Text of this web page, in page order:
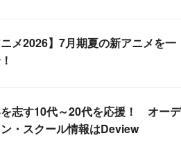
ニメ2026】7月期夏の新アニメを一
志す10代～20代を応援！ オーデ
・スクール情報はDeview